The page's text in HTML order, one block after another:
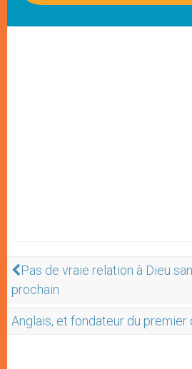
Pas de vraie relation à Dieu
prochain
Anglais, et fondateur du